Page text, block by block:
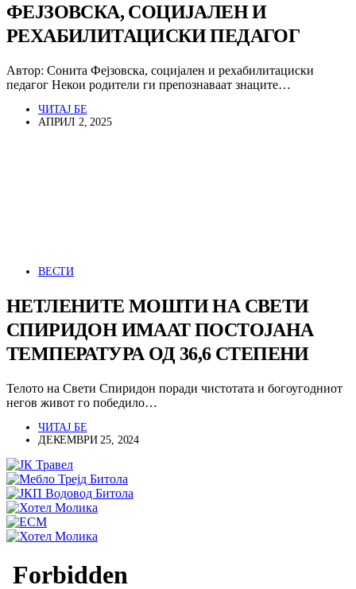
ФЕЈЗОВСКА, СОЦИЈАЛЕН И
РЕХАБИЛИТАЦИСКИ ПЕДАГОГ
Автор: Сонита Фејзовска, социјален и рехабилитациски
педагог Некои родители ги препознаваат знаците…
ЧИТАЈ БЕ
АПРИЛ 2, 2025
ВЕСТИ
НЕТЛЕНИТЕ МОШТИ НА СВЕТИ
СПИРИДОН ИМААТ ПОСТОЈАНА
ТЕМПЕРАТУРА ОД 36,6 СТЕПЕНИ
Телото на Свети Спиридон поради чистотата и богоугодниот
негов живот го победило…
ЧИТАЈ БЕ
ДЕКЕМВРИ 25, 2024